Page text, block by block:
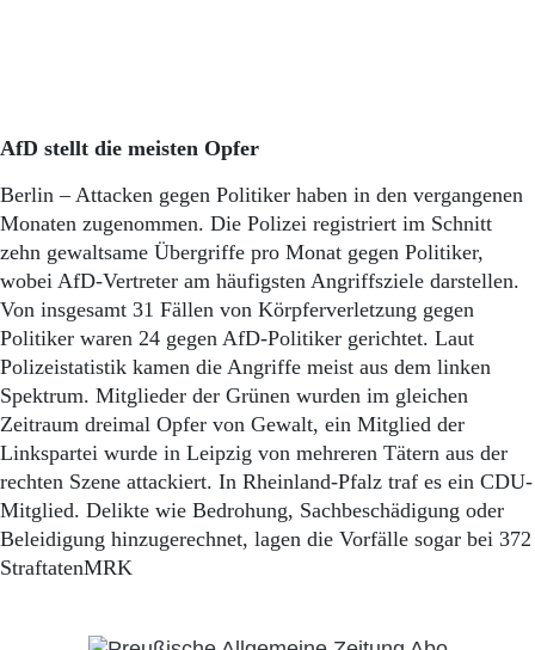
AfD stellt die meisten Opfer
Berlin – Attacken gegen Politiker haben in den vergangenen
Monaten zugenommen. Die Polizei registriert im Schnitt
zehn gewaltsame Übergriffe pro Monat gegen Politiker,
wobei AfD-Vertreter am häufigsten Angriffsziele darstellen.
Von insgesamt 31 Fällen von Körpferverletzung gegen
Politiker waren 24 gegen AfD-Politiker gerichtet. Laut
Polizeistatistik kamen die Angriffe meist aus dem linken
Spektrum. Mitglieder der Grünen wurden im gleichen
Zeitraum dreimal Opfer von Gewalt, ein Mitglied der
Linkspartei wurde in Leipzig von mehreren Tätern aus der
rechten Szene attackiert. In Rheinland-Pfalz traf es ein CDU-
Mitglied. Delikte wie Bedrohung, Sachbeschädigung oder
Beleidigung hinzugerechnet, lagen die Vorfälle sogar bei 372
StraftatenMRK